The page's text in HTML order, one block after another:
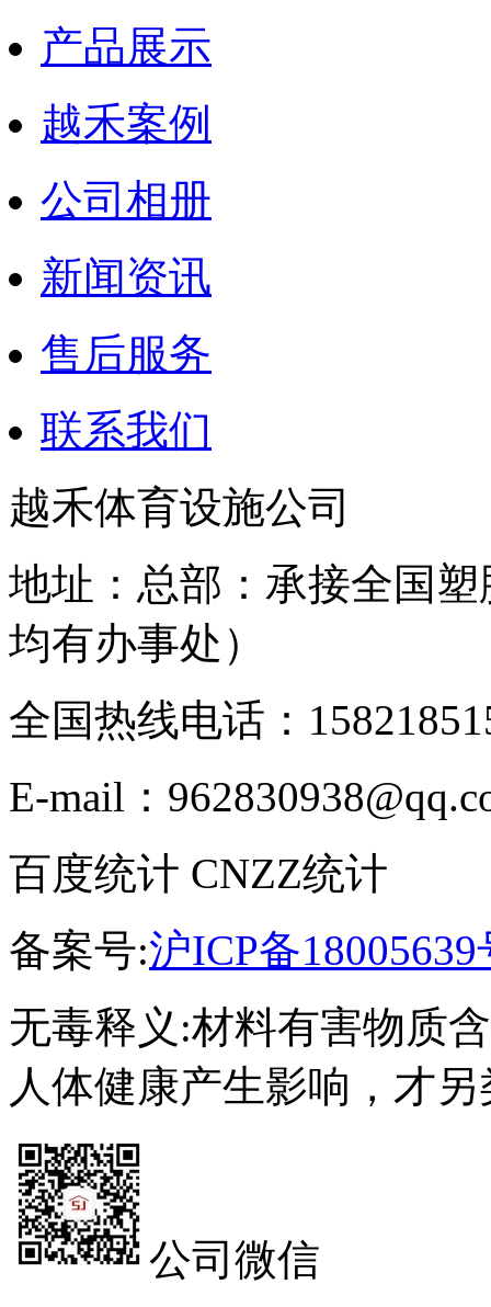
产品展示
越禾案例
公司相册
新闻资讯
售后服务
联系我们
越禾体育设施公司
地址：总部：承接全国
均有办事处）
全国热线电话：
E-mail：
百度统计 CNZZ统计
备案号:沪ICP备18005639
无毒释义:材料有害物质
人体健康产生影响，才
公司微信